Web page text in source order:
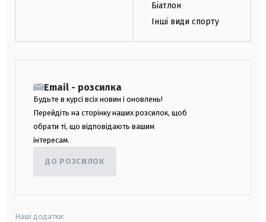
Біатлон
Інші види спорту
Email - розсилка
Будьте в курсі всіх новин і оновлень!
Перейдіть на сторінку наших розсилок, щоб
обрати ті, що відповідають вашим
інтересам.
ДО РОЗСИЛОК
Наші додатки: